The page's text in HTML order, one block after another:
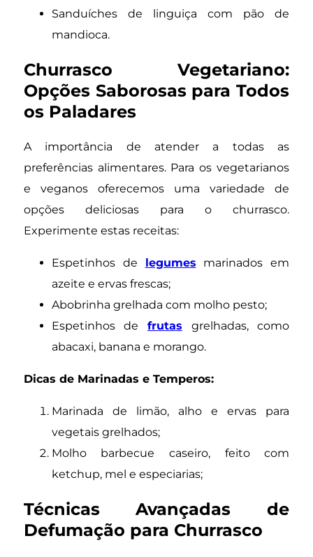
Sanduíches de linguiça com pão de
mandioca.
Churrasco Vegetariano:
Opções Saborosas para Todos
os Paladares
A importância de atender a todas as
preferências alimentares. Para os vegetarianos
e veganos oferecemos uma variedade de
opções deliciosas para o churrasco.
Experimente estas receitas:
Espetinhos de legumes marinados em
azeite e ervas frescas;
Abobrinha grelhada com molho pesto;
Espetinhos de frutas grelhadas, como
abacaxi, banana e morango.
Dicas de Marinadas e Temperos:
Marinada de limão, alho e ervas para
vegetais grelhados;
Molho barbecue caseiro, feito com
ketchup, mel e especiarias;
Técnicas Avançadas de
Defumação para Churrasco